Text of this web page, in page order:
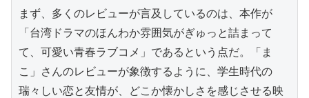
まず、多くのレビューが言及しているのは、本作が
「台湾ドラマのほんわか雰囲気がぎゅっと詰まって
て、可愛い青春ラブコメ」であるという点だ。「ま
こ」さんのレビューが象徴するように、学生時代の
瑞々しい恋と友情が、どこか懐かしさを感じさせる映